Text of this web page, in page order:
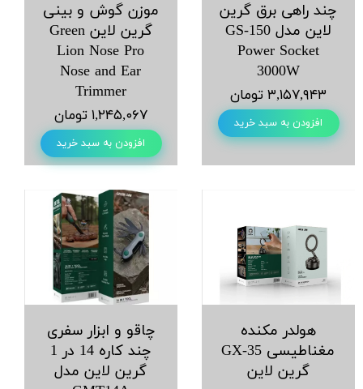
چند راهی برق گرین
لاین مدل GS-150
Power Socket
3000W
۳,۱۵۷,۹۴۳ تومان
افزودن به سبد خرید
موزن گوش و بینی
گرین لاین Green
Lion Nose Pro
Nose and Ear
Trimmer
۱,۲۴۵,۰۶۷ تومان
افزودن به سبد خرید
هولدر مکنده
مغناطیسی GX‑35
گرین لاین
چاقو و ابزار سفری
چند کاره 14 در 1
گرین لاین مدل